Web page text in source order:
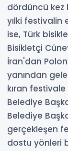
dördüncü kez
yılki festivalin
ise, Türk
Bisikletçi
İran'dan
yanından
kıran
Belediye
Belediye
gerçekleşen
dostu yönleri